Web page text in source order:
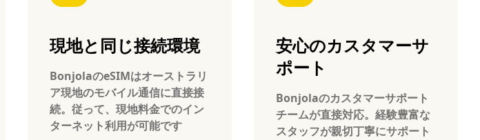
現地と同じ接続環境
BonjolaのeSIMはオーストラリ
ア現地のモバイル通信に直接接
続。従って、現地料金でのイン
ターネット利用が可能です
安心のカスタマーサ
ポート
Bonjolaのカスタマーサポート
チームが直接対応。経験豊富な
スタッフが親切丁寧にサポート